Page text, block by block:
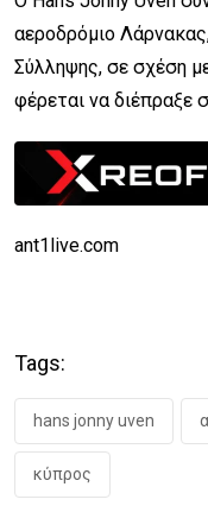
αεροδρόμιο
Σύλληψης, σε σχέση
φέρεται να διέπραξε
ant1live.com
Tags:
hans jonny uven
κύπρος